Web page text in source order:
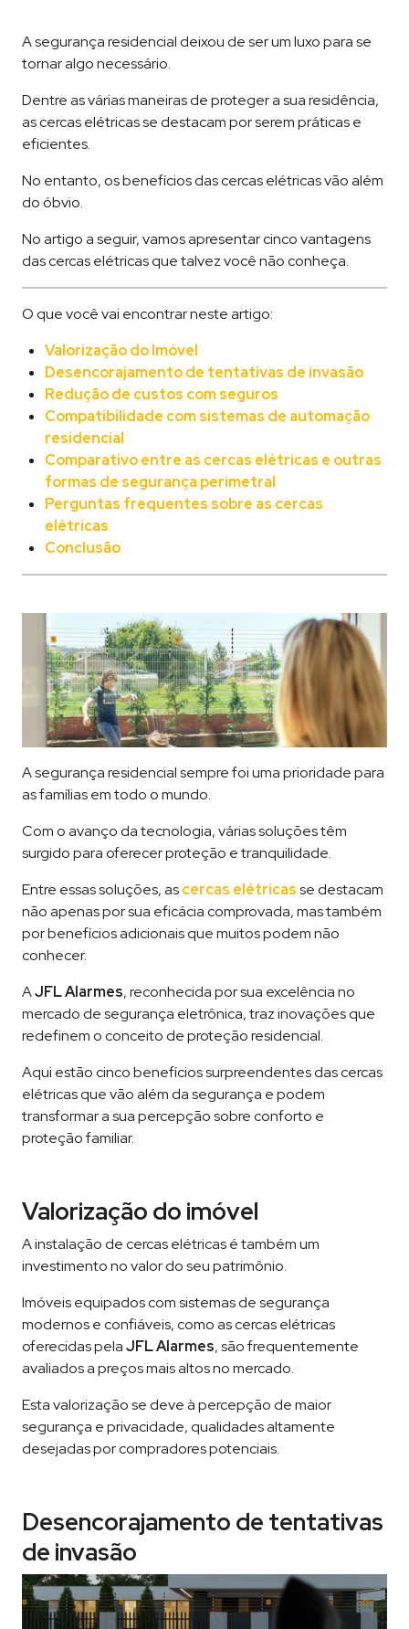
A segurança residencial deixou de ser um luxo para se
tornar algo necessário.
Dentre as várias maneiras de proteger a sua residência,
as cercas elétricas se destacam por serem práticas e
eficientes.
No entanto, os benefícios das cercas elétricas vão além
do óbvio.
No artigo a seguir, vamos apresentar cinco vantagens
das cercas elétricas que talvez você não conheça.
O que você vai encontrar neste artigo:
Valorização do Imóvel
Desencorajamento de tentativas de invasão
Redução de custos com seguros
Compatibilidade com sistemas de automação
residencial
Comparativo entre as cercas elétricas e outras
formas de segurança perimetral
Perguntas frequentes sobre as cercas
elétricas
Conclusão
A segurança residencial sempre foi uma prioridade para
as famílias em todo o mundo.
Com o avanço da tecnologia, várias soluções têm
surgido para oferecer proteção e tranquilidade.
Entre essas soluções, ascercas elétricasse destacam
não apenas por sua eficácia comprovada, mas também
por benefícios adicionais que muitos podem não
conhecer.
AJFL Alarmes, reconhecida por sua excelência no
mercado de segurança eletrônica, traz inovações que
redefinem o conceito de proteção residencial.
Aqui estão cinco benefícios surpreendentes das cercas
elétricas que vão além da segurança e podem
transformar a sua percepção sobre conforto e
proteção familiar.
Valorização do imóvel
A instalação de cercas elétricas é também um
investimento no valor do seu patrimônio.
Imóveis equipados com sistemas de segurança
modernos e confiáveis, como as cercas elétricas
oferecidas pelaJFL Alarmes, são frequentemente
avaliados a preços mais altos no mercado.
Esta valorização se deve à percepção de maior
segurança e privacidade, qualidades altamente
desejadas por compradores potenciais.
Desencorajamento de tentativas
de invasão